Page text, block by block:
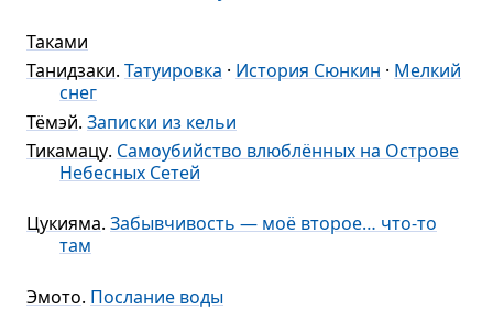
Таками
Танидзаки. Татуировка · История Сюнкин · Мелкий
снег
Тёмэй. Записки из кельи
Тикамацу. Самоубийство влюблённых на Острове
Небесных Сетей
Цукияма. Забывчивость — моё второе… что-то
там
Эмото. Послание воды